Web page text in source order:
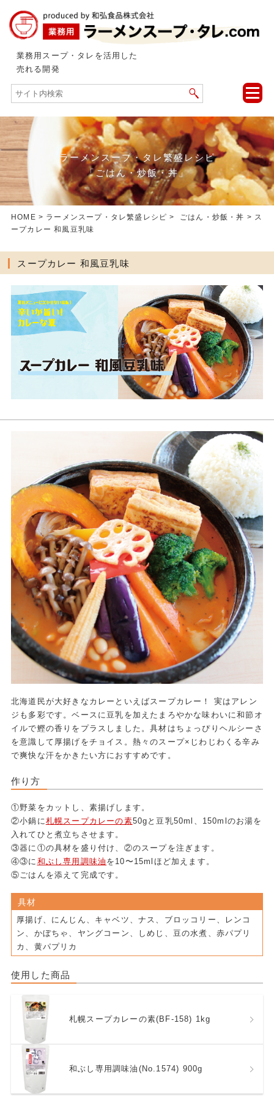
業務用スープ・タレを活用した
売れる開発
toggle
ラーメンスープ・タレ繁盛レシピ
「ごはん・炒飯・丼」
HOME > ラーメンスープ・タレ繁盛レシピ > ごはん・炒飯・丼 > ス
ープカレー 和風豆乳味
スープカレー 和風豆乳味
北海道民が大好きなカレーといえばスープカレー！ 実はアレン
ジも多彩です。ベースに豆乳を加えたまろやかな味わいに和節オ
イルで鰹の香りをプラスしました。具材はちょっぴりヘルシーさ
を意識して厚揚げをチョイス。熱々のスープ×じわじわくる辛み
で爽快な汗をかきたい方におすすめです。
作り方
①野菜をカットし、素揚げします。
②小鍋に札幌スープカレーの素50gと豆乳50ml、150mlのお湯を
入れてひと煮立ちさせます。
③器に①の具材を盛り付け、②のスープを注ぎます。
④③に 和ぶし専用調味油 を10〜15mlほど加えます。
⑤ごはんを添えて完成です。
具材
厚揚げ、にんじん、キャベツ、ナス、ブロッコリー、レンコ
ン、かぼちゃ、ヤングコーン、しめじ、豆の水煮、赤パプリ
カ、黄パプリカ
使用した商品
札幌スープカレーの素(BF-158) 1kg
和ぶし専用調味油(No.1574) 900g